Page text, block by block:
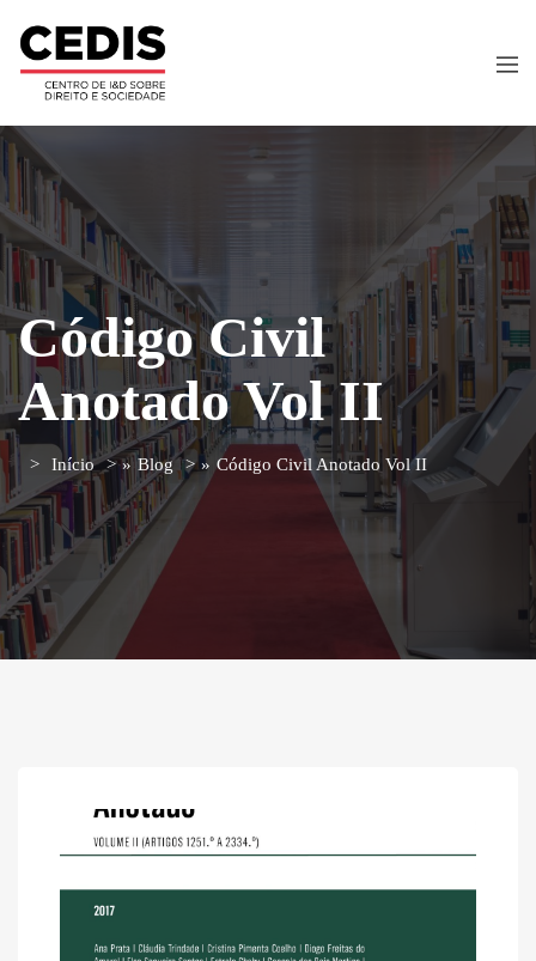
Código Civil
Anotado Vol II
Início » Blog » Código Civil Anotado Vol II